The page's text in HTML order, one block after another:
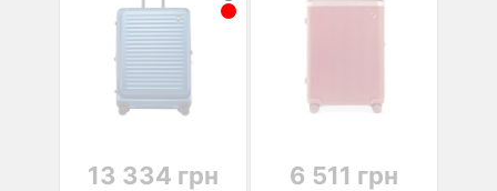
13 334 грн 6 511 грн